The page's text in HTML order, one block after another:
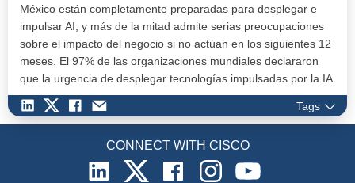
México están completamente preparadas para desplegar e
impulsar AI, y más de la mitad admite serias preocupaciones
sobre el impacto del negocio si no actúan en los siguientes 12
meses. El 97% de las organizaciones mundiales declararon
que la urgencia de desplegar tecnologías impulsadas por la IA
ha au…
Tags
CONNECT WITH CISCO